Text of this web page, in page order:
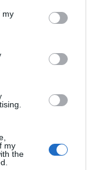
You may click to
third-party tags to
in below Google
my
my
the